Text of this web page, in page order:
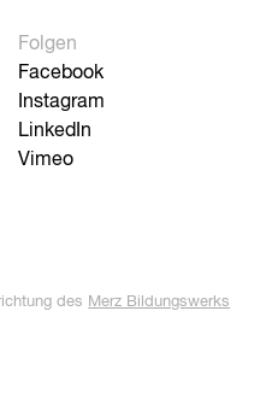
Folgen
Facebook
Instagram
LinkedIn
Vimeo
des Merz Bildungswerks